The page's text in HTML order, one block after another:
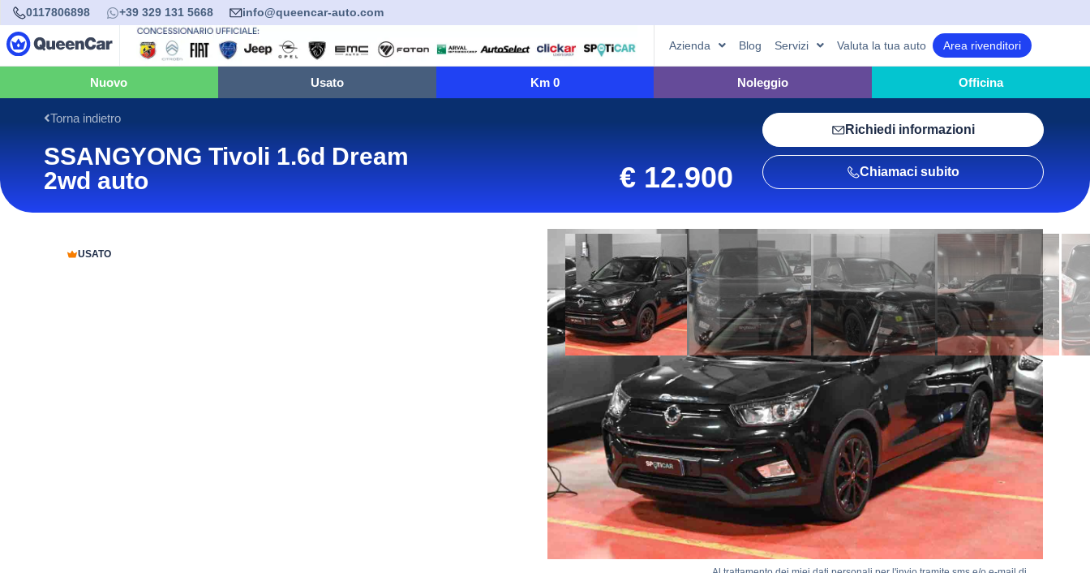
0117806898 +39 329 131 5668 info@queencar-auto.com
Azienda Blog Servizi Valuta la tua auto Area rivenditori
Nuovo Usato Km 0 Noleggio Officina
Torna indietro
SSANGYONG Tivoli 1.6d Dream
2wd auto
€12.900
Richiedi informazioni
Chiamaci subito
USATO
Lasciaci i tuoi dati e verrai
contattato dalla tua
concessionaria
Dichiaro di aver letto l'Informativa privacy*
Voglio rimanere aggiornato su novità, sconti, promozioni e iniziative
commerciali di Queen Car S.r.l.*
Acconsento